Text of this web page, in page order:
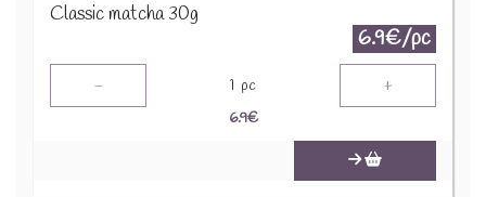
Classic matcha 30g
6.9€/pc
- 1 pc +
6.9€